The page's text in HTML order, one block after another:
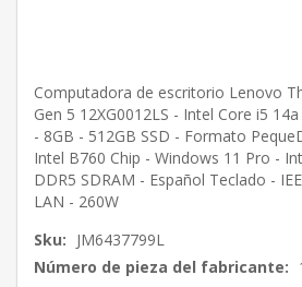
Computadora de escritorio Lenovo
Gen 5 12XG0012LS - Intel Core i5
- 8GB - 512GB SSD - Formato
Intel B760 Chip - Windows 11 Pro -
DDR5 SDRAM - Español Teclado -
LAN - 260W
Sku: JM6437799L
Número de pieza del fabricante: